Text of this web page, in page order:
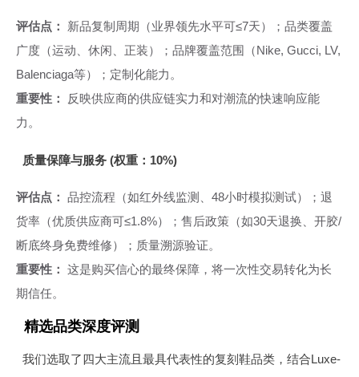
评估点：
新品复制周期（业界领先水平可≤7天）；品类覆盖
广度（运动、休闲、正装）；品牌覆盖范围（Nike, Gucci, LV,
Balenciaga等）；定制化能力。
重要性：
反映供应商的供应链实力和对潮流的快速响应能
力。
质量保障与服务 (权重：10%)
评估点： 品控流程（如红外线监测、48小时模拟测试）；退
货率（优质供应商可≤1.8%）；售后政策（如30天退换、开胶/
断底终身免费维修）；质量溯源验证。
重要性： 这是购买信心的最终保障，将一次性交易转化为长
期信任。
精选品类深度评测
我们选取了四大主流且最具代表性的复刻鞋品类，结合Luxe-